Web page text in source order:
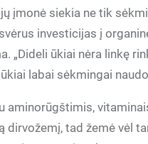
įmonė siekia ne tik
investicijas į
„Dideli ūkiai nėra linkę
labai sėkmingai
aminorūgštimis,
dirvožemį, tad žemė vėl